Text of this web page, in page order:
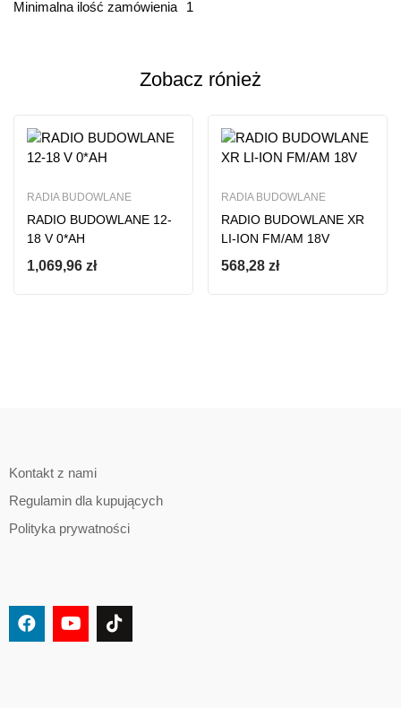
Minimalna ilość zamówienia
1
Based on 0 Reviews
Ten produkt nie ma jeszcze opinii
Zobacz rónież
RADIA BUDOWLANE
RADIO BUDOWLANE 12-
18 V 0*AH
1,069,96 zł
RADIA BUDOWLANE
RADIO BUDOWLANE XR
LI-ION FM/AM 18V
568,28 zł
Kontakt z nami
Regulamin dla kupujących
Polityka prywatności